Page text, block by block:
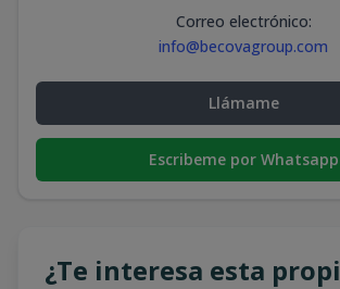
Correo electrónico:
info@becovagroup.com
Llámame
Escribeme por Whatsapp
¿Te interesa esta